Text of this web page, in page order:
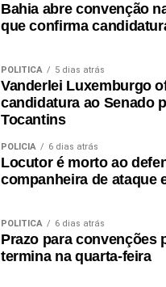
Bahia abre convenção
que confirma
POLÍTICA 5 dias atrás
Vanderlei Luxemburgo
candidatura ao Senado
Tocantins
POLÍCIA 6 dias atrás
Locutor é morto ao
companheira de ataque
POLÍTICA 6 dias atrás
Prazo para convenções
termina na quarta-feira